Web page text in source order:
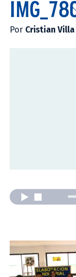
Por Cristian